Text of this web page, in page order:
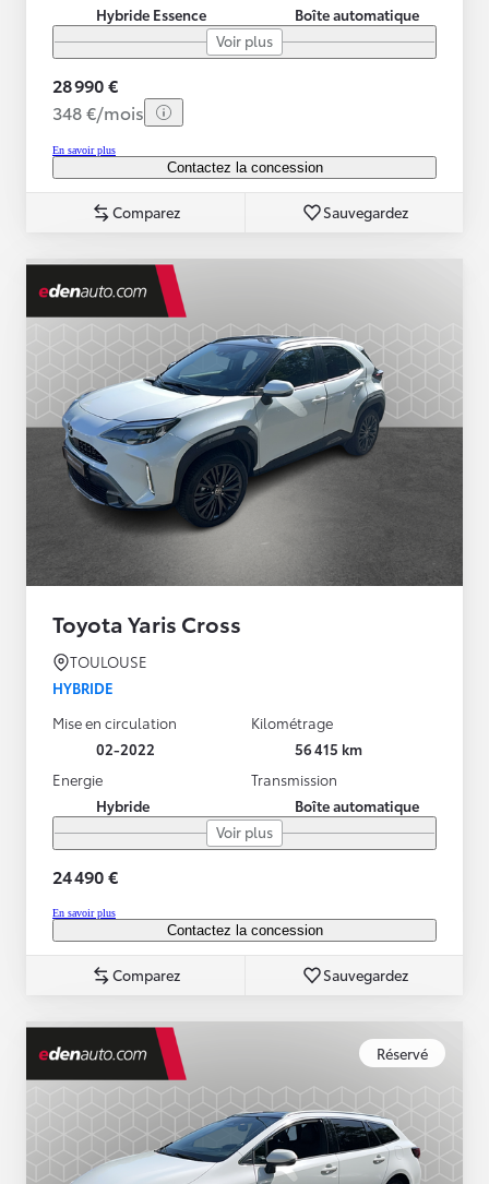
Hybride Essence
Boîte automatique
Voir plus
28 990 €
348 €/mois
En savoir plus
Contactez la concession
Comparez Sauvegardez
Toyota Yaris Cross
TOULOUSE
HYBRIDE
Mise en circulation
02-2022
Kilométrage
56 415 km
Energie
Hybride
Transmission
Boîte automatique
Voir plus
24 490 €
En savoir plus
Contactez la concession
Comparez Sauvegardez
Réservé